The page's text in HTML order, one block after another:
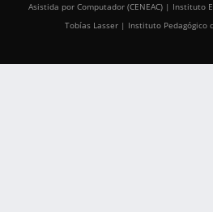
Asistida por Computador (CENEAC) | Instituto
Tobías Lasser | Instituto Pedagógico